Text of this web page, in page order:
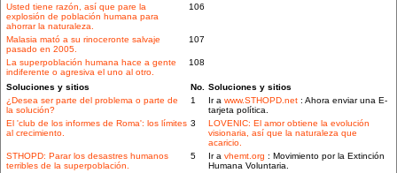
Usted tiene razón, así que pare la
explosión de población humana para
ahorrar la naturaleza.
106
Malasia mató a su rinoceronte salvaje
pasado en 2005.
107
La superpoblación humana hace a gente
indiferente o agresiva el uno al otro.
108
Soluciones y sitios No. Soluciones y sitios
¿Desea ser parte del problema o parte de
la solución?
1 Ir a www.STHOPD.net : Ahora enviar una E-
tarjeta política.
El 'club de los informes de Roma': los límites
al crecimiento.
3
LOVENIC: El amor obtiene la evolución
visionaria, así que la naturaleza que
acaricio.
STHOPD: Parar los desastres humanos
terribles de la superpoblación.
5 Ir a vhemt.org : Movimiento por la Extinción
Humana Voluntaria.